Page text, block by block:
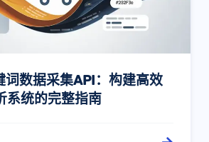
数据采集API：构建高效
系统的完整指南